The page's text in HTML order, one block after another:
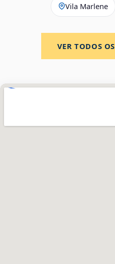
Vila Marlene
VER TODOS OS